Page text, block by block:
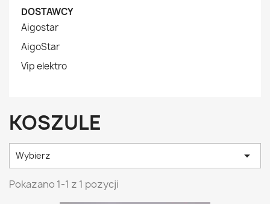
DOSTAWCY
Aigostar
AigoStar
Vip elektro
KOSZULE
Wybierz 
Pokazano 1-1 z 1 pozycji